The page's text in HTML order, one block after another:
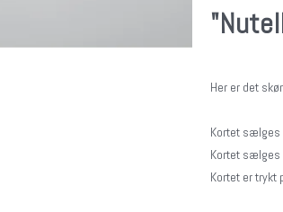
Her er det
Kortet sælges
Kortet sælges
Kortet er trykt